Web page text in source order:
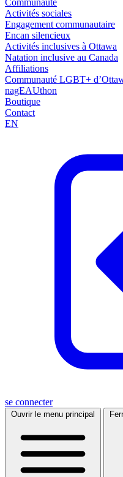
Activités sociales
Engagement communautaire
Encan silencieux
Activités inclusives à Ottawa
Natation inclusive au Canada
Affiliations
Communauté LGBT+
nagEAUthon
Boutique
Contact
EN
se connecter
Ouvrir le menu principal